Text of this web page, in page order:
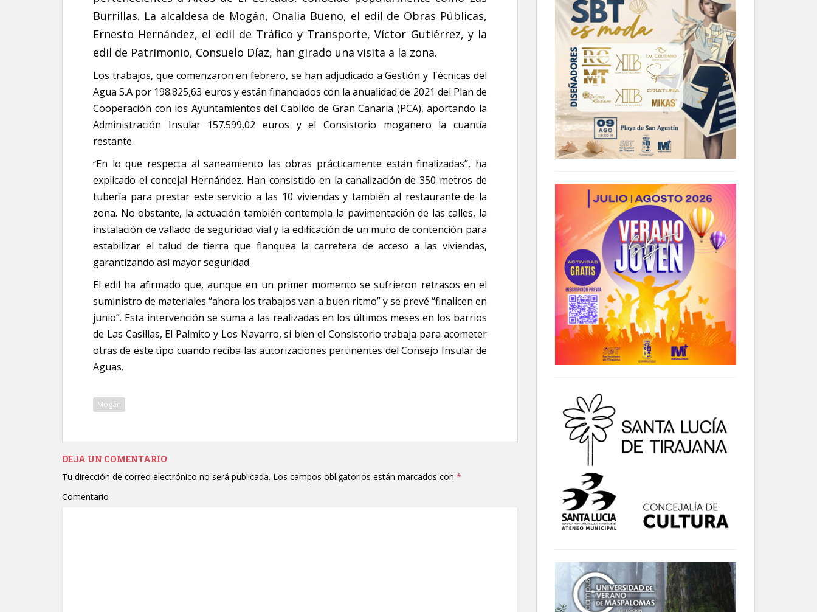
Burrillas. La alcaldesa de Mogán, Onalia Bueno, el edil de Obras Públicas,
Ernesto Hernández, el edil de Tráfico y Transporte, Víctor Gutiérrez, y la
edil de Patrimonio, Consuelo Díaz, han girado una visita a la zona.
Los trabajos, que comenzaron en febrero, se han adjudicado a Gestión y Técnicas del
Agua S.A por 198.825,63 euros y están financiados con la anualidad de 2021 del Plan de
Cooperación con los Ayuntamientos del Cabildo de Gran Canaria (PCA), aportando la
Administración Insular 157.599,02 euros y el Consistorio moganero la cuantía
restante.
“En lo que respecta al saneamiento las obras prácticamente están finalizadas”, ha
explicado el concejal Hernández. Han consistido en la canalización de 350 metros de
tubería para prestar este servicio a las 10 viviendas y también al restaurante de la
zona. No obstante, la actuación también contempla la pavimentación de las calles, la
instalación de vallado de seguridad vial y la edificación de un muro de contención para
estabilizar el talud de tierra que flanquea la carretera de acceso a las viviendas,
garantizando así mayor seguridad.
El edil ha afirmado que, aunque en un primer momento se sufrieron retrasos en el
suministro de materiales “ahora los trabajos van a buen ritmo” y se prevé “finalicen en
junio”. Esta intervención se suma a las realizadas en los últimos meses en los barrios
de Las Casillas, El Palmito y Los Navarro, si bien el Consistorio trabaja para acometer
otras de este tipo cuando reciba las autorizaciones pertinentes del Consejo Insular de
Aguas.
Mogán
DEJA UN COMENTARIO
Tu dirección de correo electrónico no será publicada. Los campos obligatorios están marcados con *
Comentario